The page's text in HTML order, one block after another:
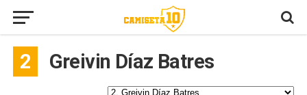
2 Greivin Díaz Batres